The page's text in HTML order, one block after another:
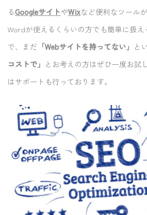
るGoogleサイトやWixなど便利なツール
Wordが使えるくらいの方でも簡単に扱え
で、まだ 「Webサイトを持ってない」 と
コストで」 とお考えの方はぜひ一度お試
はサポートも行っております。